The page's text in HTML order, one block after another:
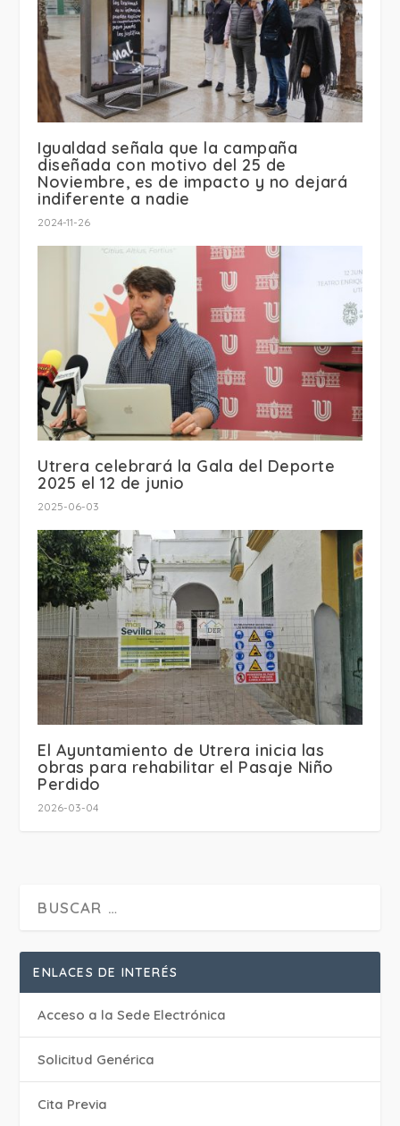
Igualdad señala que la campaña
diseñada con motivo del 25 de
Noviembre, es de impacto y no dejará
indiferente a nadie
2024-11-26
Utrera celebrará la Gala del Deporte
2025 el 12 de junio
2025-06-03
El Ayuntamiento de Utrera inicia las
obras para rehabilitar el Pasaje Niño
Perdido
2026-03-04
ENLACES DE INTERÉS
Acceso a la Sede Electrónica
Solicitud Genérica
Cita Previa